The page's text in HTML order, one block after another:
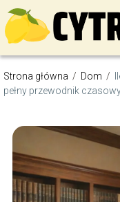
Strona główna / Dom /
pełny przewodnik